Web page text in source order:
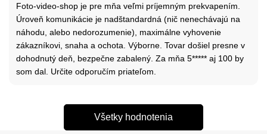
Foto-video-shop je pre mňa veľmi príjemným prekvapením.
Úroveň komunikácie je nadštandardná (nič nenechávajú na
náhodu, alebo nedorozumenie), maximálne vyhovenie
zákazníkovi, snaha a ochota. Výborne. Tovar došiel presne v
dohodnutý deň, bezpečne zabalený. Za mňa 5***** aj 100 by
som dal. Určite odporučím priateľom.
Všetky hodnotenia